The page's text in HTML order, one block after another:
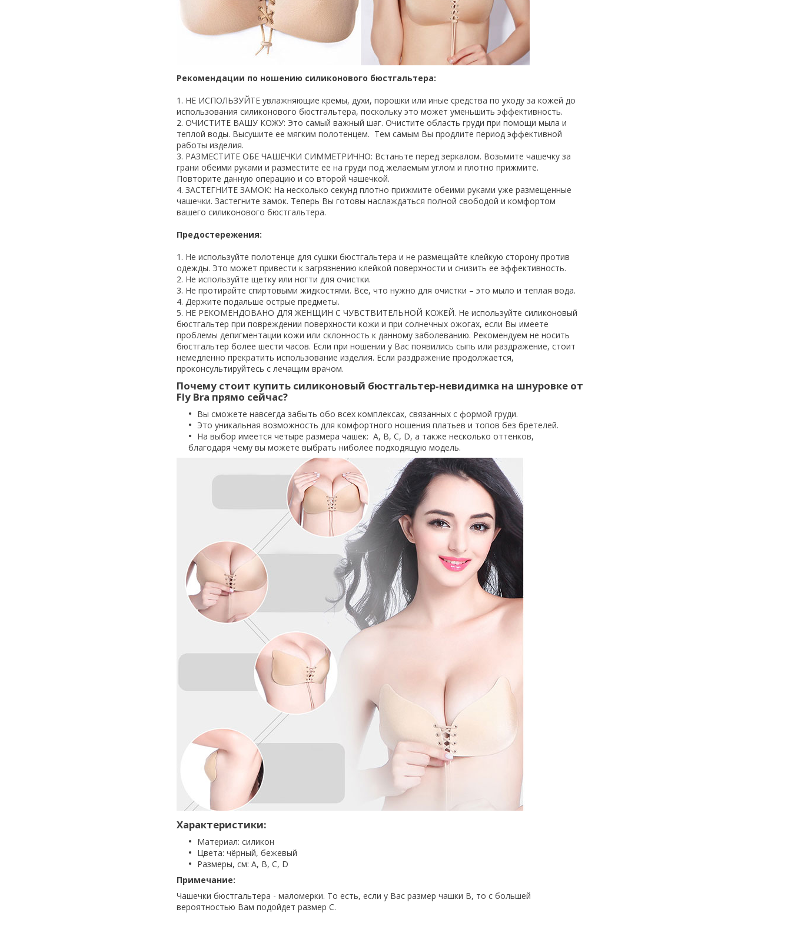
Рекомендации по ношению силиконового бюстгальтера:
1. НЕ ИСПОЛЬЗУЙТЕ увлажняющие кремы, духи, порошки или иные средства по уходу за кожей до
использования силиконового бюстгальтера, поскольку это может уменьшить эффективность.
2. ОЧИСТИТЕ ВАШУ КОЖУ: Это самый важный шаг. Очистите область груди при помощи мыла и
теплой воды. Высушите ее мягким полотенцем. Тем самым Вы продлите период эффективной
работы изделия.
3. РАЗМЕСТИТЕ ОБЕ ЧАШЕЧКИ СИММЕТРИЧНО: Встаньте перед зеркалом. Возьмите чашечку за
грани обеими руками и разместите ее на груди под желаемым углом и плотно прижмите.
Повторите данную операцию и со второй чашечкой.
4. ЗАСТЕГНИТЕ ЗАМОК: На несколько секунд плотно прижмите обеими руками уже размещенные
чашечки. Застегните замок. Теперь Вы готовы наслаждаться полной свободой и комфортом
вашего силиконового бюстгальтера.
Предостережения:
1. Не используйте полотенце для сушки бюстгальтера и не размещайте клейкую сторону против
одежды. Это может привести к загрязнению клейкой поверхности и снизить ее эффективность.
2. Не используйте щетку или ногти для очистки.
3. Не протирайте спиртовыми жидкостями. Все, что нужно для очистки – это мыло и теплая вода.
4. Держите подальше острые предметы.
5. НЕ РЕКОМЕНДОВАНО ДЛЯ ЖЕНЩИН С ЧУВСТВИТЕЛЬНОЙ КОЖЕЙ. Не используйте силиконовый
бюстгальтер при повреждении поверхности кожи и при солнечных ожогах, если Вы имеете
проблемы депигментации кожи или склонность к данному заболеванию. Рекомендуем не носить
бюстгальтер более шести часов. Если при ношении у Вас появились сыпь или раздражение, стоит
немедленно прекратить использование изделия. Если раздражение продолжается,
проконсультируйтесь с лечащим врачом.
Почему стоит купить силиконовый бюстгальтер-невидимка на шнуровке от
Fly Bra прямо сейчас?
Вы сможете навсегда забыть обо всех комплексах, связанных с формой груди.
Это уникальная возможность для комфортного ношения платьев и топов без бретелей.
На выбор имеется четыре размера чашек: А, В, С, D, а также несколько оттенков,
благодаря чему вы можете выбрать ниболее подходящую модель.
Характеристики:
Материал: силикон
Цвета: чёрный, бежевый
Размеры, см: A, B, C, D
Примечание:
Чашечки бюстгальтера - маломерки. То есть, если у Вас размер чашки В, то с большей
вероятностью Вам подойдет размер С.